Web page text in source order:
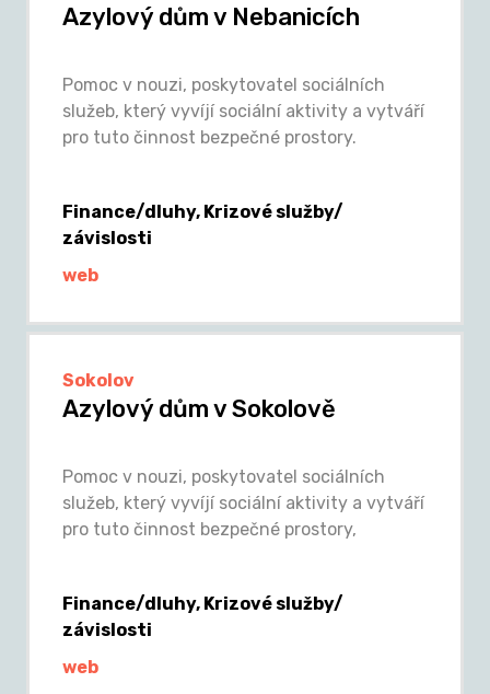
Azylový dům v Nebanicích
Pomoc v nouzi, poskytovatel sociálních
služeb, který vyvíjí sociální aktivity a vytváří
pro tuto činnost bezpečné prostory.
Finance/dluhy, Krizové služby/
závislosti
web
Sokolov
Azylový dům v Sokolově
Pomoc v nouzi, poskytovatel sociálních
služeb, který vyvíjí sociální aktivity a vytváří
pro tuto činnost bezpečné prostory,
Finance/dluhy, Krizové služby/
závislosti
web